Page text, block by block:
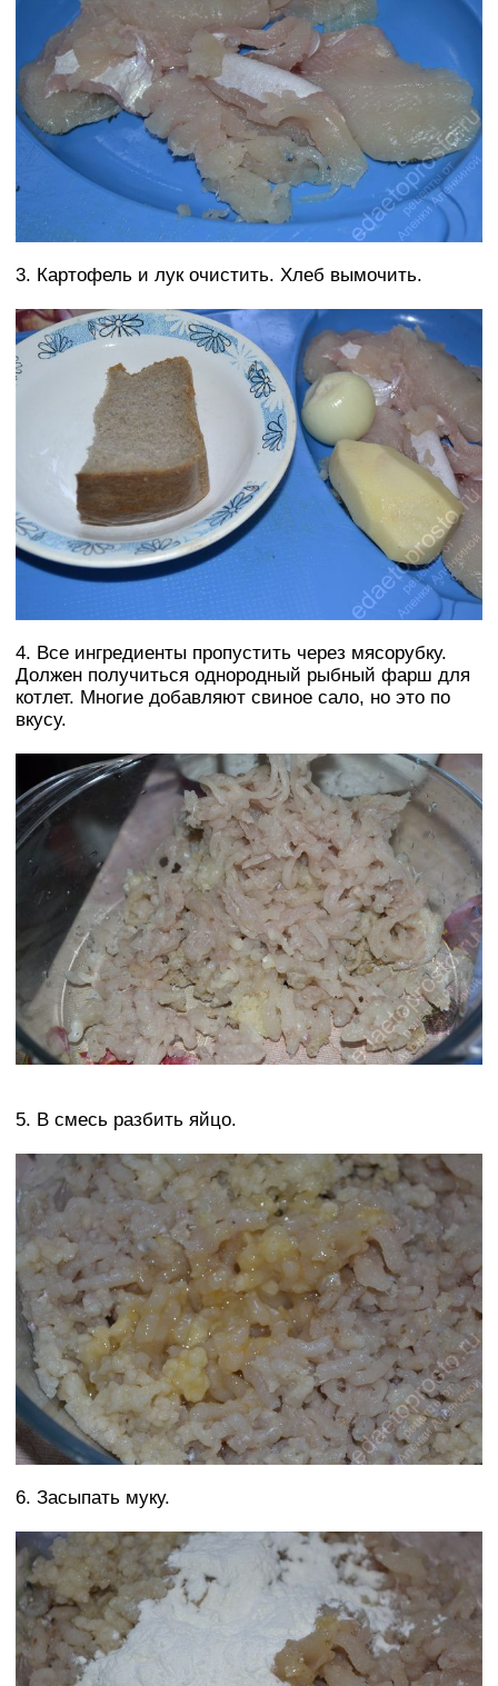
3. Картофель и лук очистить. Хлеб вымочить.
4. Все ингредиенты пропустить через мясорубку.
Должен получиться однородный рыбный фарш для
котлет. Многие добавляют свиное сало, но это по
вкусу.
5. В смесь разбить яйцо.
6. Засыпать муку.